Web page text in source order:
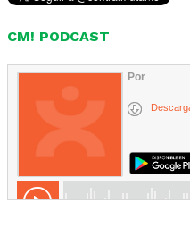
CM! PODCAST